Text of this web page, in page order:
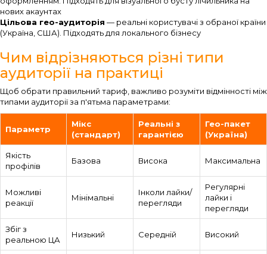
нових акаунтах
Цільова гео-аудиторія — реальні користувачі з обраної країни
(Україна, США). Підходять для локального бізнесу
Чим відрізняються різні типи
аудиторії на практиці
Щоб обрати правильний тариф, важливо розуміти відмінності між
типами аудиторії за п'ятьма параметрами:
Параметр
Мікс
(стандарт)
Реальні з
гарантією
Гео-пакет
(Україна)
Якість
профілів
Базова Висока Максимальна
Можливі
реакції
Мінімальні
Інколи лайки/
перегляди
Регулярні
лайки і
перегляди
Збіг з
реальною ЦА
Низький Середній Високий